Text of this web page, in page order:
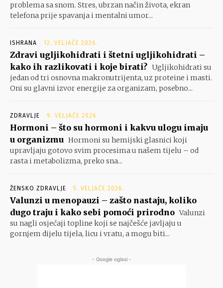
problema sa snom. Stres, ubrzan način života, ekran
telefona prije spavanja i mentalni umor...
ISHRANA 12. VELJAČE 2026.
Zdravi ugljikohidrati i štetni ugljikohidrati –
kako ih razlikovati i koje birati? Ugljikohidrati su
jedan od tri osnovna makronutrijenta, uz proteine i masti.
Oni su glavni izvor energije za organizam, posebno...
ZDRAVLJE 9. VELJAČE 2026.
Hormoni – što su hormoni i kakvu ulogu imaju
u organizmu Hormoni su hemijski glasnici koji
upravljaju gotovo svim procesima u našem tijelu – od
rasta i metabolizma, preko sna...
ŽENSKO ZDRAVLJE 5. VELJAČE 2026.
Valunzi u menopauzi – zašto nastaju, koliko
dugo traju i kako sebi pomoći prirodno Valunzi
su nagli osjećaji topline koji se najčešće javljaju u
gornjem dijelu tijela, licu i vratu, a mogu biti...
- Google oglasi -